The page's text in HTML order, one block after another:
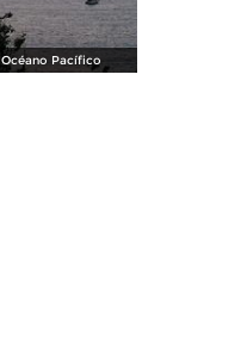
Océano Pacífico